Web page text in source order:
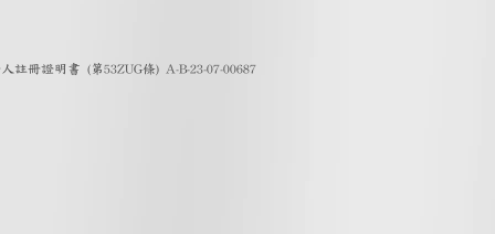
註冊證明書 (第53ZUG條) A-B-23-07-00687